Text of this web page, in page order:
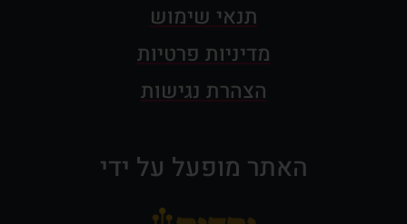
תנאי שימוש
מדיניות פרטיות
הצהרת נגישות
האתר מופעל על ידי